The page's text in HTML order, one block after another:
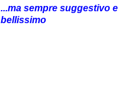
...ma sempre suggestivo e
bellissimo